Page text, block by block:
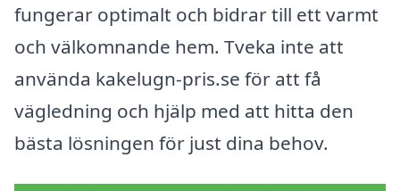
fungerar optimalt och bidrar till ett varmt
och välkomnande hem. Tveka inte att
använda kakelugn-pris.se för att få
vägledning och hjälp med att hitta den
bästa lösningen för just dina behov.